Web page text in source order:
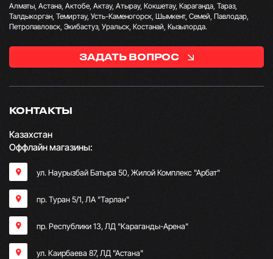
КОНТАКТЫ
Казахстан
Оффлайн магазины:
ул. Наурызбай Батыра 50, Жилой Комплекс "Арбат"
пр. Туран 5/1, ЛА "Тарлан"
пр. Республики 13, ​ЛД "Караганды-Арена"
ул. Каирбаева 87, ЛД "Астана"
Алматы, Астана, Актобе, Актау, Атырау, Кокшетау, Караганда, Тараз,
Талдыкорган, Темиртау, Усть-Каменогорск, Шымкент, Семей, Павлодар,
Петропавловск, Экибастуз, Уральск, Костанай, Кызылорда.
ЗАДАТЬ ВОПРОС